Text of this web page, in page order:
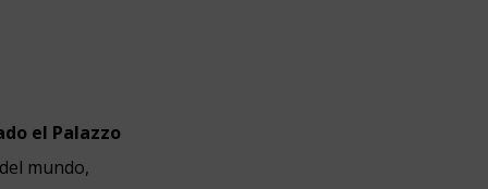
el Palazzo
mundo,